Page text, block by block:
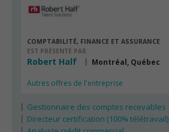
COMPTABILITÉ, FINANCE ET ASSURANCE
EST PRÉSENTÉ PAR
Robert Half Montréal, Québec
Autres offres de l'entreprise
Gestionnaire des comptes recevables
Directeur certification (100% télétravail)